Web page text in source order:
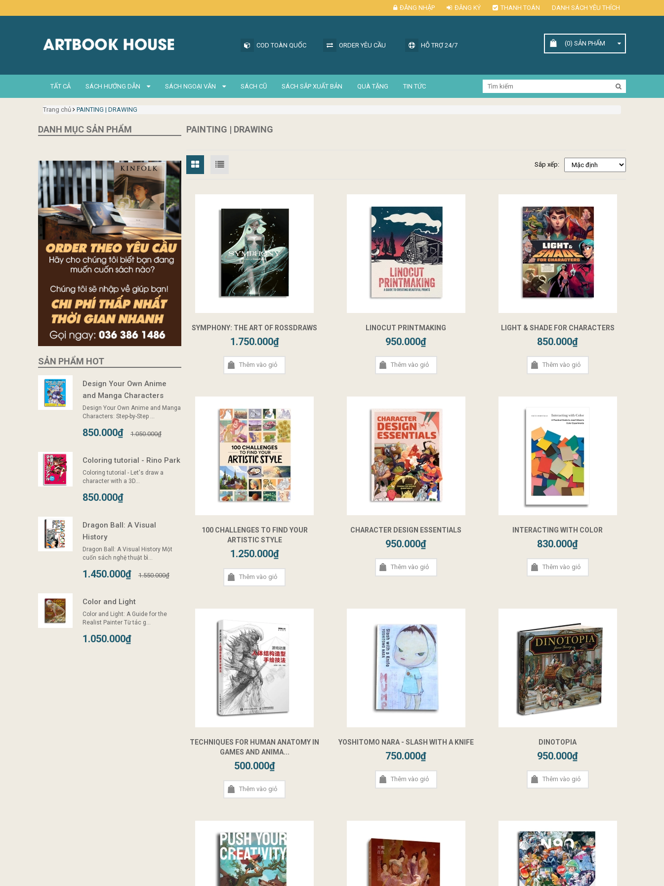
ĐĂNG NHẬP ĐĂNG KÝ THANH TOÁN DANH SÁCH YÊU THÍCH
COD TOÀN QUỐC ORDER YÊU CẦU HỖ TRỢ 24/7 (0) SẢN PHẨM
TẤT CẢ SÁCH HƯỚNG DẪN SÁCH NGOẠI VĂN SÁCH CŨ SÁCH SẮP XUẤT BẢN QUÀ TẶNG TIN TỨC
Trang chủ PAINTING | DRAWING
DANH MỤC SẢN PHẨM
SẢN PHẨM HOT
Design Your Own Anime
and Manga Characters
Design Your Own Anime and Manga
Characters: Step-by-Step ...
850.000₫ 1.050.000₫
Coloring tutorial - Rino Park
Coloring tutorial - Let's draw a
character with a 3D...
850.000₫
Dragon Ball: A Visual
History
Dragon Ball: A Visual History Một
cuốn sách nghệ thuật bì...
1.450.000₫ 1.550.000₫
Color and Light
Color and Light: A Guide for the
Realist Painter Từ tác g...
1.050.000₫
PAINTING | DRAWING
Sắp xếp:
SYMPHONY: THE ART OF ROSSDRAWS
1.750.000₫
Thêm vào giỏ
LINOCUT PRINTMAKING
950.000₫
Thêm vào giỏ
LIGHT & SHADE FOR CHARACTERS
850.000₫
Thêm vào giỏ
100 CHALLENGES TO FIND YOUR
ARTISTIC STYLE
1.250.000₫
Thêm vào giỏ
CHARACTER DESIGN ESSENTIALS
950.000₫
Thêm vào giỏ
INTERACTING WITH COLOR
830.000₫
Thêm vào giỏ
TECHNIQUES FOR HUMAN ANATOMY IN
GAMES AND ANIMA...
500.000₫
Thêm vào giỏ
YOSHITOMO NARA - SLASH WITH A KNIFE
750.000₫
Thêm vào giỏ
DINOTOPIA
950.000₫
Thêm vào giỏ